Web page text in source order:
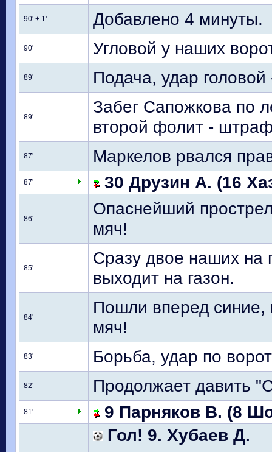
90' + 1' Добавлено 4 минуты.
90' Угловой у наших
89' Подача, удар
89'
Забег Сапожкова по
второй фолит -
87' Маркелов рвался
87' 30 Друзин А. (16
86'
Опаснейший
мяч!
85'
Сразу двое наших на
выходит на газон.
84'
Пошли вперед синие,
мяч!
83' Борьба, удар по
82' Продолжает давить
81' 9 Парняков В. (8
Гол! 9. Хубаев Д.